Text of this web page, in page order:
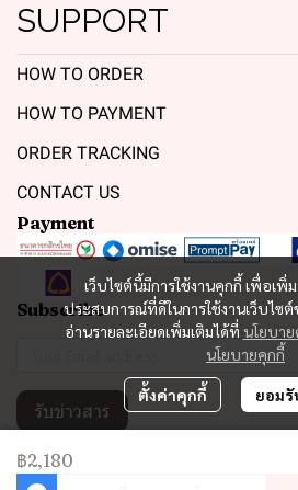
฿2,180
เว็บไซต์นี้มีการใช้งานคุกกี้ เพื่อเ
ประสบการณ์ที่ดีในการใช้งานเว็บไซ
อ่านรายละเอียดเพิ่มเติมได้ที่ นโยบา
นโยบายคุกกี้
ตั้งค่าคุกกี้ ยอม
SUPPORT
HOW TO ORDER
HOW TO PAYMENT
ORDER TRACKING
CONTACT US
Payment
Subscribe
รับข่าวสาร
Copyright 2023 | All Rights